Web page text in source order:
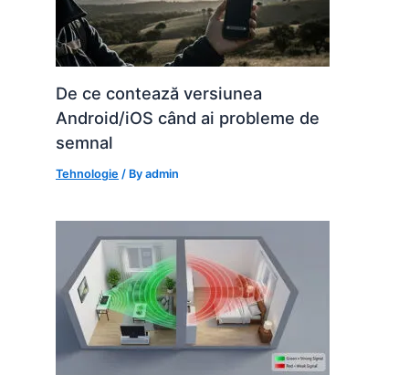
De ce contează versiunea
Android/iOS când ai probleme de
semnal
Tehnologie / Byadmin